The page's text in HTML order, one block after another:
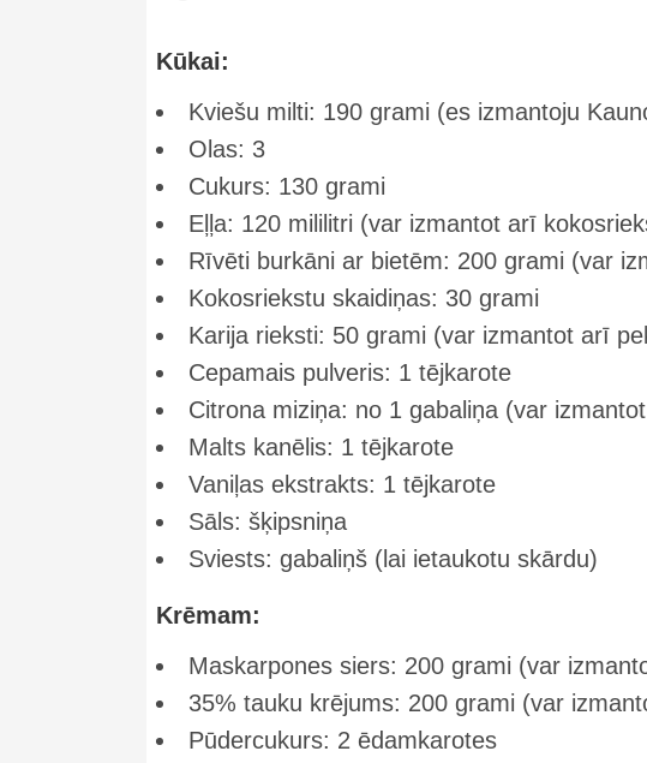
Kūkai:
Kviešu milti: 190 grami (es izmantoju
Olas: 3
Cukurs: 130 grami
Eļļa: 120 mililitri (var izmantot arī
Rīvēti burkāni ar bietēm: 200 grami (var
Kokosriekstu skaidiņas: 30 grami
Karija rieksti: 50 grami (var izmantot arī
Cepamais pulveris: 1 tējkarote
Citrona miziņa: no 1 gabaliņa (var
Malts kanēlis: 1 tējkarote
Vaniļas ekstrakts: 1 tējkarote
Sāls: šķipsniņa
Sviests: gabaliņš (lai ietaukotu skārdu)
Krēmam:
Maskarpones siers: 200 grami (var
35% tauku krējums: 200 grami (var
Pūdercukurs: 2 ēdamkarotes